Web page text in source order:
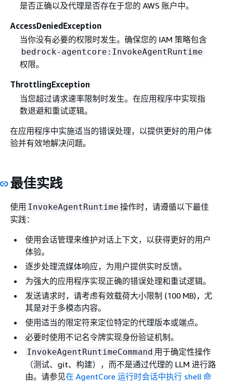
是否正确以及代理是否存在于您的 AWS 账户中。
AccessDeniedException
当你没有必要的权限时发生。确保您的 IAM 策略包含
bedrock-agentcore:InvokeAgentRuntime
权限。
ThrottlingException
当您超过请求速率限制时发生。在应用程序中实现指
数退避和重试逻辑。
在应用程序中实施适当的错误处理，以提供更好的用户体
验并有效地解决问题。
最佳实践
使用 InvokeAgentRuntime 操作时，请遵循以下最佳
实践：
使用会话管理来维护对话上下文，以获得更好的用户
体验。
逐步处理流媒体响应，为用户提供实时反馈。
为强大的应用程序实现正确的错误处理和重试逻辑。
发送请求时，请考虑有效载荷大小限制 (100 MB)，尤
其是对于多模态内容。
使用适当的限定符来定位特定的代理版本或端点。
必要时使用不记名令牌实现身份验证机制。
InvokeAgentRuntimeCommand 用于确定性操作
（测试、git、构建），而不是通过代理的 LLM 进行路
由。请参见在 AgentCore 运行时会话中执行 shell 命